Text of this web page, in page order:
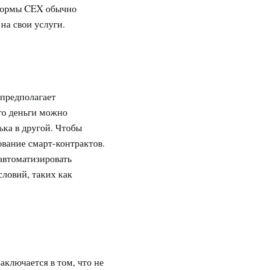
CEX обычно
свои услуги.
деньги можно
в другой. Чтобы
смарт-контрактов.
таких как
в том, что не